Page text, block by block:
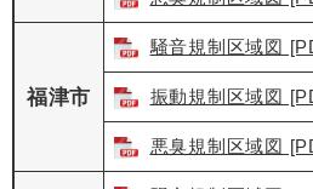
福津市
騒音規制区域図
振動規制区域図
悪臭規制区域図